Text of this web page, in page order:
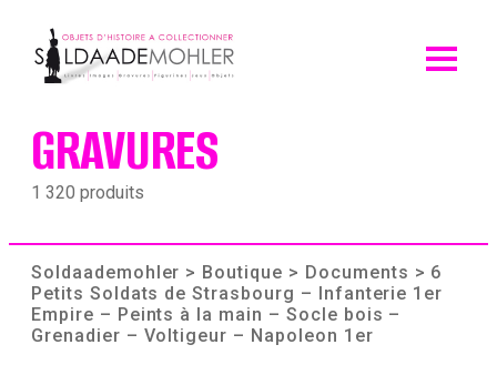
content
GRAVURES
1 320 produits
Soldaademohler > Boutique > Documents > 6
Petits Soldats de Strasbourg – Infanterie 1er
Empire – Peints à la main – Socle bois –
Grenadier – Voltigeur – Napoleon 1er